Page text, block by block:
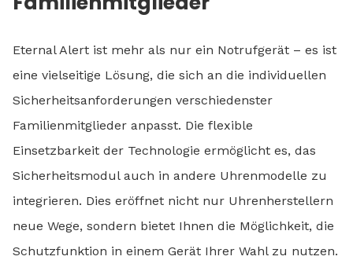
Eternal Alert ist mehr als nur ein Notrufgerät – es ist
eine vielseitige Lösung, die sich an die individuellen
Sicherheitsanforderungen verschiedenster
Familienmitglieder anpasst. Die flexible
Einsetzbarkeit der Technologie ermöglicht es, das
Sicherheitsmodul auch in andere Uhrenmodelle zu
integrieren. Dies eröffnet nicht nur Uhrenherstellern
neue Wege, sondern bietet Ihnen die Möglichkeit, die
Schutzfunktion in einem Gerät Ihrer Wahl zu nutzen.